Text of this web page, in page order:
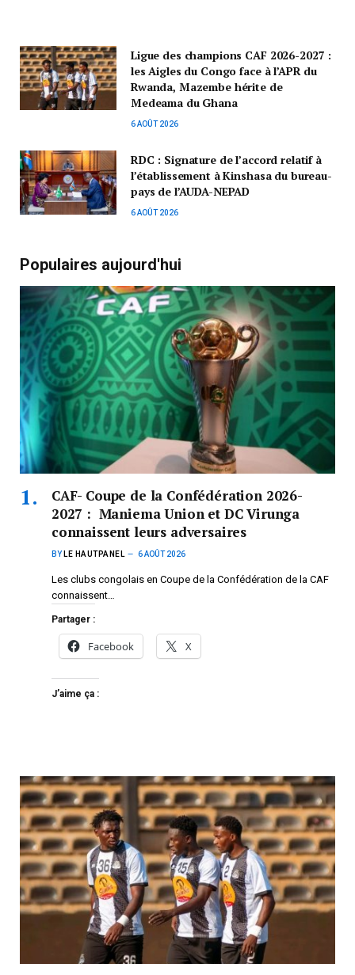
Ligue des champions CAF 2026-2027 :
les Aigles du Congo face à l’APR du
Rwanda, Mazembe hérite de
Medeama du Ghana
6 AOÛT 2026
RDC : Signature de l’accord relatif à
l’établissement à Kinshasa du bureau-
pays de l’AUDA-NEPAD
6 AOÛT 2026
Populaires aujourd'hui
CAF- Coupe de la Confédération 2026-
2027 : Maniema Union et DC Virunga
connaissent leurs adversaires
BY LE HAUTPANEL 6 AOÛT 2026
Les clubs congolais en Coupe de la Confédération de la CAF
connaissent…
Partager :
Facebook X
J’aime ça :